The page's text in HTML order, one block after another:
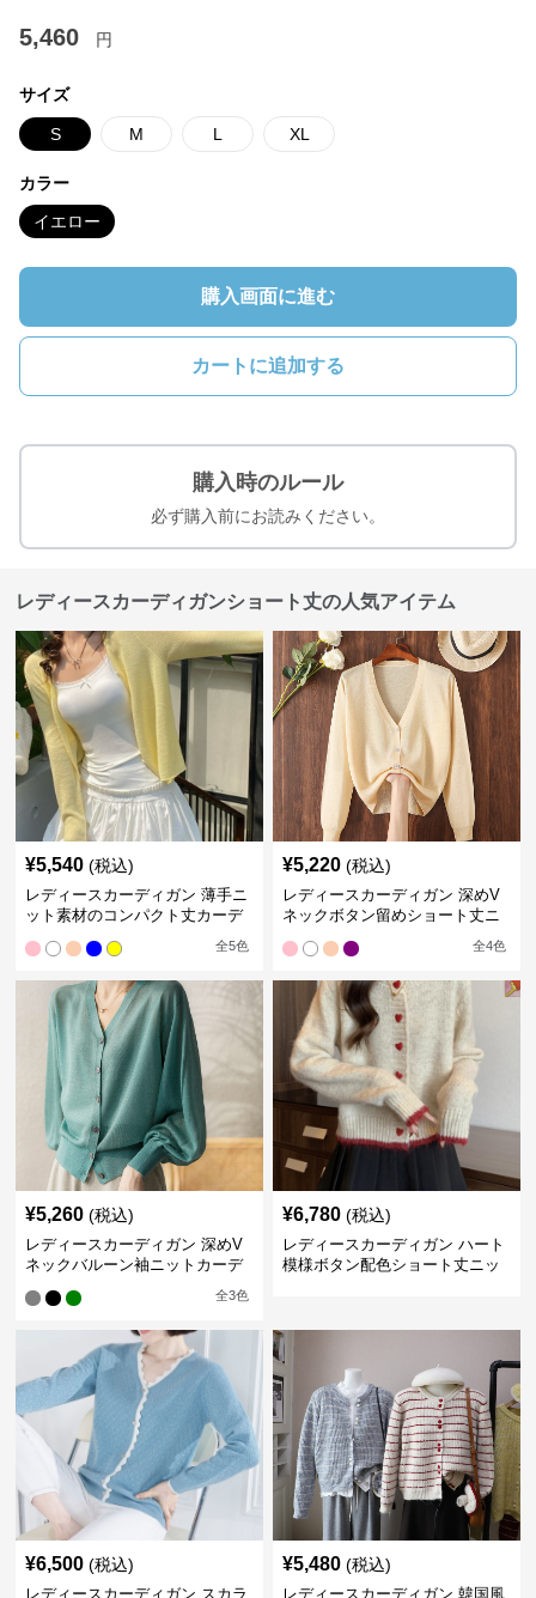
5,460 円
サイズ
S M L XL
カラー
イエロー
購入画面に進む
カートに追加する
購入時のルール
必ず購入前にお読みください。
レディースカーディガンショート丈の人気アイテム
¥5,540 (税込)
レディースカーディガン 薄手ニ
ット素材のコンパクト丈カーデ
全5色
¥5,220 (税込)
レディースカーディガン 深めV
ネックボタン留めショート丈ニ
全4色
¥5,260 (税込)
レディースカーディガン 深めV
ネックバルーン袖ニットカーデ
全3色
¥6,780 (税込)
レディースカーディガン ハート
模様ボタン配色ショート丈ニッ
¥6,500 (税込)
レディースカーディガン スカラ
¥5,480 (税込)
レディースカーディガン 韓国風